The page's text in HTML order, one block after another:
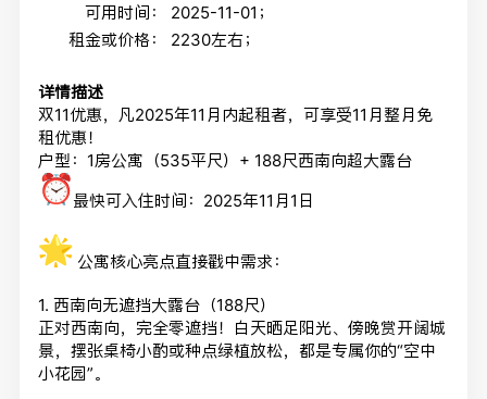
可用时间：
2025-11-01；
租金或价格：
2230左右；
详情描述
双11优惠，凡2025年11月内起租者，可享受11月整月免
租优惠！
户型：1房公寓（535平尺）+ 188尺西南向超大露台
最快可入住时间：2025年11月1日
公寓核心亮点直接戳中需求：
1. 西南向无遮挡大露台（188尺）
正对西南向，完全零遮挡！白天晒足阳光、傍晚赏开阔城
景，摆张桌椅小酌或种点绿植放松，都是专属你的“空中
小花园”。